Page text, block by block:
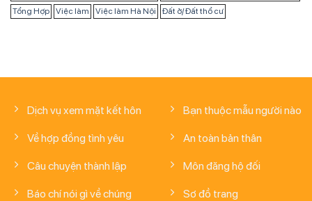
Tổng Hợp
Việc làm Việc làm Hà Nội Đất ở/ Đất thổ cư
Dịch vụ xem mặt kết hôn
Về hợp đồng tình yêu
Câu chuyện thành lập
Báo chí nói gì về chúng
Bạn thuộc mẫu người nào
An toàn bản thân
Môn đăng hộ đối
Sơ đồ trang